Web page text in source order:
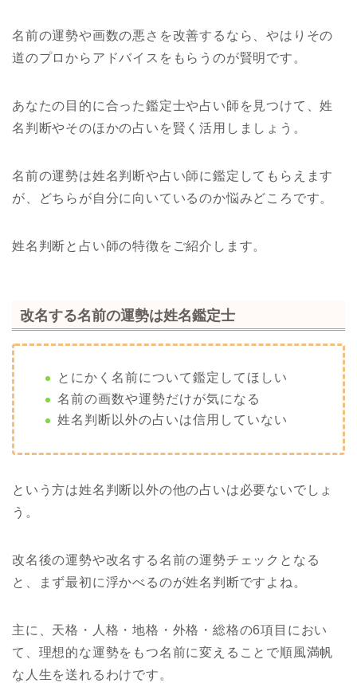
名前の運勢や画数の悪さを改善するなら、やはりその
道のプロからアドバイスをもらうのが賢明です。
あなたの目的に合った鑑定士や占い師を見つけて、姓
名判断やそのほかの占いを賢く活用しましょう。
名前の運勢は姓名判断や占い師に鑑定してもらえます
が、どちらが自分に向いているのか悩みどころです。
姓名判断と占い師の特徴をご紹介します。
改名する名前の運勢は姓名鑑定士
とにかく名前について鑑定してほしい
名前の画数や運勢だけが気になる
姓名判断以外の占いは信用していない
という方は姓名判断以外の他の占いは必要ないでしょ
う。
改名後の運勢や改名する名前の運勢チェックとなる
と、まず最初に浮かべるのが姓名判断ですよね。
主に、天格・人格・地格・外格・総格の6項目におい
て、理想的な運勢をもつ名前に変えることで順風満帆
な人生を送れるわけです。